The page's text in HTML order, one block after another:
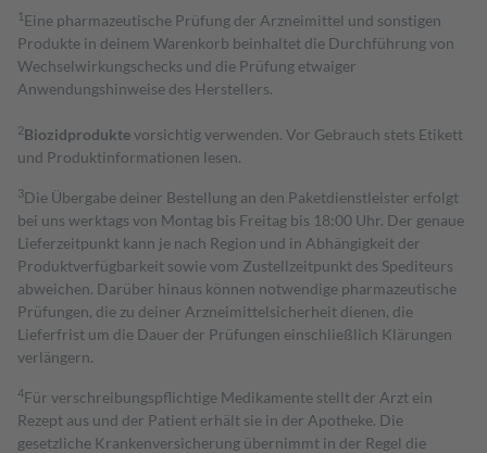
1 Eine pharmazeutische Prüfung der Arzneimittel und sonstigen
Produkte in deinem Warenkorb beinhaltet die Durchführung von
Wechselwirkungschecks und die Prüfung etwaiger
Anwendungshinweise des Herstellers.
2Biozidproduktevorsichtig verwenden. Vor Gebrauch stets Etikett
und Produktinformationen lesen.
3Die Übergabe deiner Bestellung an den Paketdienstleister erfolgt
bei uns werktags von Montag bis Freitag bis 18:00 Uhr. Der genaue
Lieferzeitpunkt kann je nach Region und in Abhängigkeit der
Produktverfügbarkeit sowie vom Zustellzeitpunkt des Spediteurs
abweichen. Darüber hinaus können notwendige pharmazeutische
Prüfungen, die zu deiner Arzneimittelsicherheit dienen, die
Lieferfrist um die Dauer der Prüfungen einschließlich Klärungen
verlängern.
4Für verschreibungspflichtige Medikamente stellt der Arzt ein
Rezept aus und der Patient erhält sie in der Apotheke. Die
gesetzliche Krankenversicherung übernimmt in der Regel die